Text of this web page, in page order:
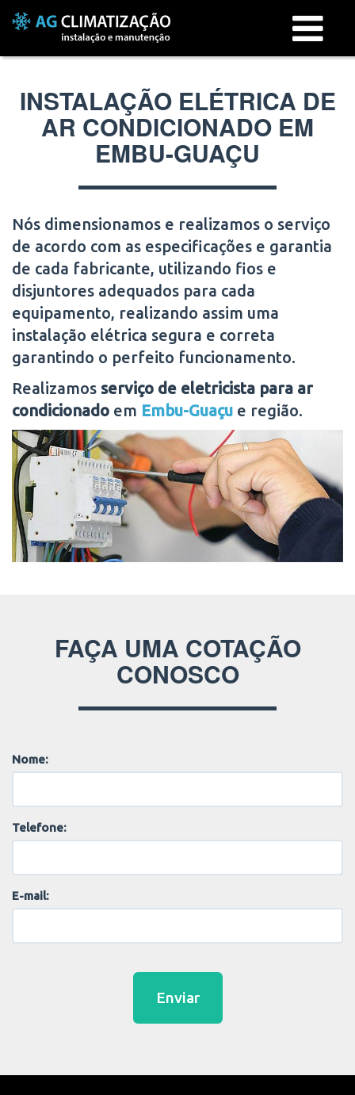
Menu
INSTALAÇÃO ELÉTRICA DE
AR CONDICIONADO EM
EMBU-GUAÇU
Nós dimensionamos e realizamos o serviço
de acordo com as especificações e garantia
de cada fabricante, utilizando fios e
disjuntores adequados para cada
equipamento, realizando assim uma
instalação elétrica segura e correta
garantindo o perfeito funcionamento.
Realizamos serviço de eletricista para ar
condicionado em Embu-Guaçu e região.
FAÇA UMA COTAÇÃO
CONOSCO
Nome:
Telefone:
E-mail:
Enviar